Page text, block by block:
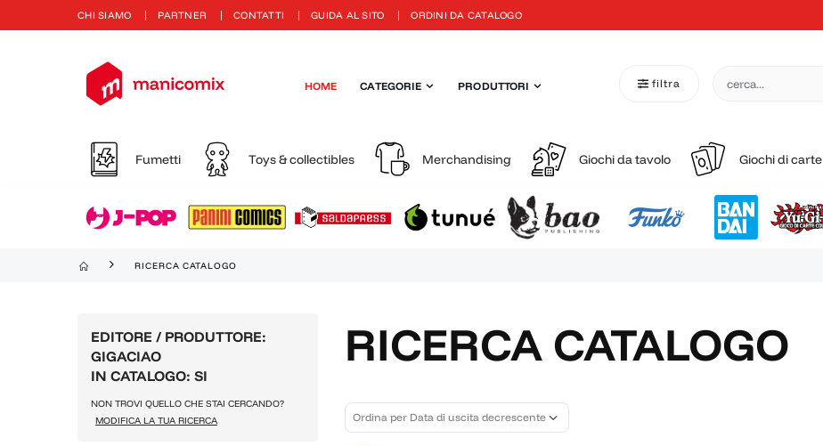
CHI SIAMO PARTNER CONTATTI GUIDA AL SITO ORDINI DA CATALOGO
HOME CATEGORIE PRODUTTORI filtra
Fumetti Toys & collectibles Merchandising Giochi da tavolo Giochi di carte
RICERCA CATALOGO
RICERCA CATALOGO
EDITORE / PRODUTTORE:
GIGACIAO
IN CATALOGO: SI
NON TROVI QUELLO CHE STAI CERCANDO?
MODIFICA LA TUA RICERCA